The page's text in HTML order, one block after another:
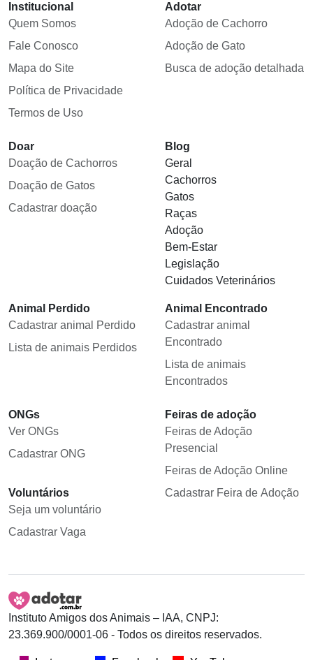
Institucional
Quem Somos
Fale Conosco
Mapa do Site
Política de Privacidade
Termos de Uso
Adotar
Adoção de Cachorro
Adoção de Gato
Busca de adoção detalhada
Doar
Doação de Cachorros
Doação de Gatos
Cadastrar doação
Blog
Geral
Cachorros
Gatos
Raças
Adoção
Bem-Estar
Legislação
Cuidados Veterinários
Animal Perdido
Cadastrar animal Perdido
Lista de animais Perdidos
Animal Encontrado
Cadastrar animal
Encontrado
Lista de animais
Encontrados
ONGs
Ver ONGs
Cadastrar ONG
Voluntários
Seja um voluntário
Cadastrar Vaga
Feiras de adoção
Feiras de Adoção
Presencial
Feiras de Adoção Online
Cadastrar Feira de Adoção
Instituto Amigos dos Animais – IAA, CNPJ:
23.369.900/0001-06 - Todos os direitos reservados.